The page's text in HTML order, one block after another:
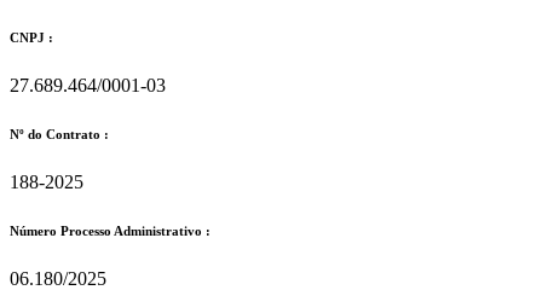
CNPJ :
27.689.464/0001-03
Nº do Contrato :
188-2025
Número Processo Administrativo :
06.180/2025